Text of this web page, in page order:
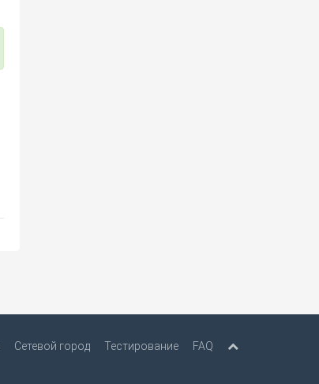
Сетевой город Тестирование FAQ